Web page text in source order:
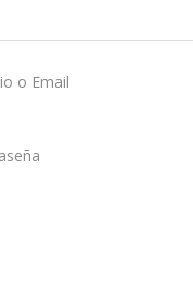
o Email